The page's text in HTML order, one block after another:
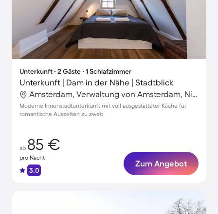
Unterkunft ∙ 2 Gäste ∙ 1 Schlafzimmer
Unterkunft | Dam in der Nähe | Stadtblick
Amsterdam, Verwaltung von Amsterdam, Niederlande
Moderne Innenstadtunterkunft mit voll ausgestatteter Küche für
romantische Auszeiten zu zweit
ab 85 €
pro Nacht
3.0
Zum Angebot